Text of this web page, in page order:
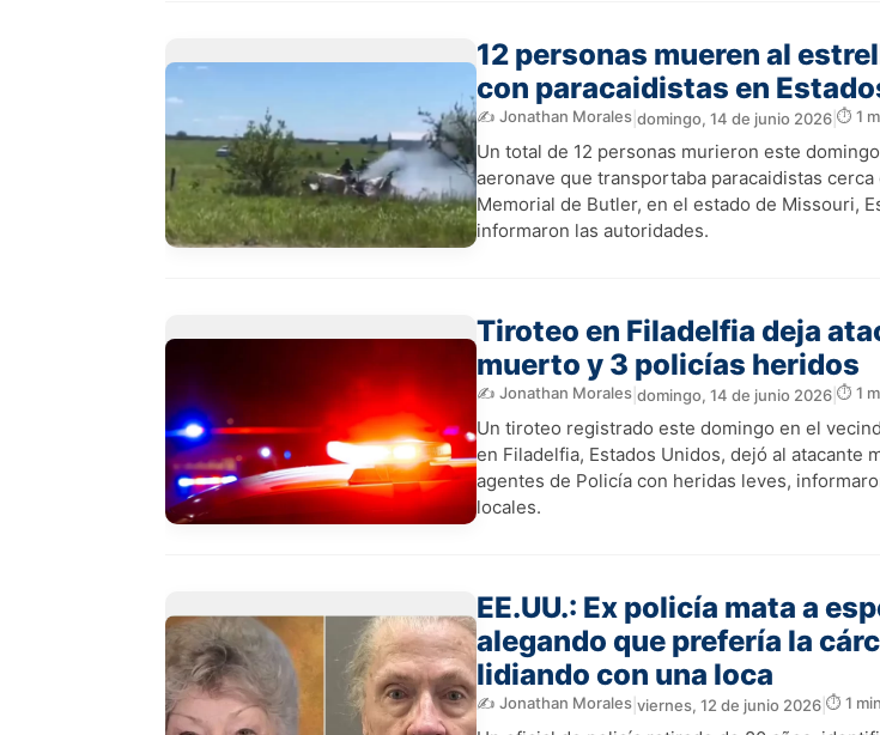
12 personas mueren al
con paracaidistas en
✍️ Jonathan Morales domingo, 14 de junio 2026 ⏱️ 1
Un total de 12 personas murieron este
aeronave que transportaba paracaidistas
Memorial de Butler, en el estado de Missouri,
informaron las autoridades.
Tiroteo en Filadelfia deja
muerto y 3 policías heridos
✍️ Jonathan Morales domingo, 14 de junio 2026 ⏱️ 1
Un tiroteo registrado este domingo en el
en Filadelfia, Estados Unidos, dejó al atacante
agentes de Policía con heridas leves,
locales.
EE.UU.: Ex policía mata a
alegando que prefería la
lidiando con una loca
✍️ Jonathan Morales viernes, 12 de junio 2026 ⏱️ 1